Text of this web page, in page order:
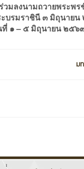
มถวายพระพรชัย
บรมราชินี ๓ มิถุนาย
ที่ ๑ – ๕ มิถุนายน ๒๕๖
ม